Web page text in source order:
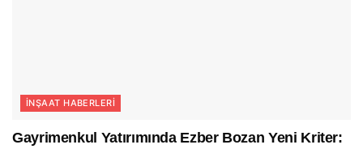
İNŞAAT HABERLERI
Gayrimenkul Yatırımında Ezber Bozan Yeni Kriter: